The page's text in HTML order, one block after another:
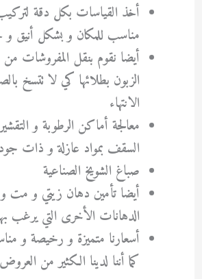
أخذ القياسات بكل دقة
مناسب للمكان و بشكل أنيق
أيضا نقوم بنقل المفروشات من
الزبون بطلائها كي لا تتسخ
الانتهاء
معالجة أماكن الرطوبة و
السقف بمواد عازلة و ذات
صباغ الشويخ الصناعية
أيضا تأمين دهان زيتي و مت و
الدهانات الأخرى التي يرغب
أسعارنا متميزة و رخيصة و
كما أننا لدينا الكثير من